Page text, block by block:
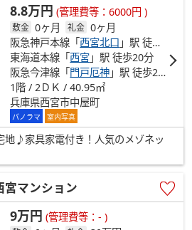
8.8万円 (管理費等：6000円 )
敷金 0ヶ月 礼金 0ヶ月
阪急神戸本線「西宮北口 」駅 徒歩18分
東海道本線「西宮 」駅 徒歩20分
阪急今津線「 門戸厄神 」駅 徒歩22分
1階 / 2ＤＫ / 40.95㎡
兵庫県西宮市中屋町
パノラマ 室内写真
♪家具家電付き！人気のメゾネッ
宮マンション
9万円 (管理費等：- )